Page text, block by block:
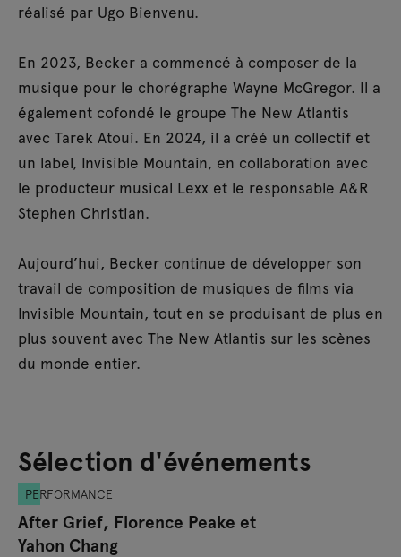
réalisé par Ugo Bienvenu.
En 2023, Becker a commencé à composer de la
musique pour le chorégraphe Wayne McGregor. Il a
également cofondé le groupe The New Atlantis
avec Tarek Atoui. En 2024, il a créé un collectif et
un label, Invisible Mountain, en collaboration avec
le producteur musical Lexx et le responsable A&R
Stephen Christian.
Aujourd’hui, Becker continue de développer son
travail de composition de musiques de films via
Invisible Mountain, tout en se produisant de plus en
plus souvent avec The New Atlantis sur les scènes
du monde entier.
Sélection d'événements
PERFORMANCE
After Grief, Florence Peake et
Yahon Chang